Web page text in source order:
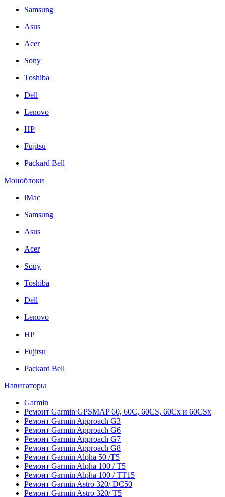
Samsung
Asus
Acer
Sony
Toshiba
Dell
Lenovo
HP
Fujitsu
Packard Bell
Моноблоки
iMac
Samsung
Asus
Acer
Sony
Toshiba
Dell
Lenovo
HP
Fujitsu
Packard Bell
Навигаторы
Garmin
Ремонт Garmin GPSMAP 60, 60C, 60CS, 60Cx и 60CSx
Ремонт Garmin Approach G3
Ремонт Garmin Approach G6
Ремонт Garmin Approach G7
Ремонт Garmin Approach G8
Ремонт Garmin Alpha 50 /T5
Ремонт Garmin Alpha 100 / T5
Ремонт Garmin Alpha 100 / TT15
Ремонт Garmin Astro 320/ DC50
Ремонт Garmin Astro 320/ T5